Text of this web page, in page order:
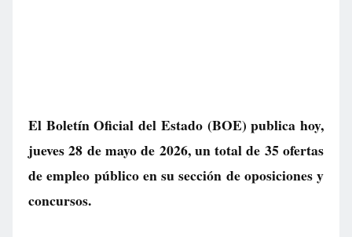
El Boletín Oficial del Estado (BOE) publica hoy,
jueves 28 de mayo de 2026, un total de 35 ofertas
de empleo públicoen su sección de oposiciones y
concursos.